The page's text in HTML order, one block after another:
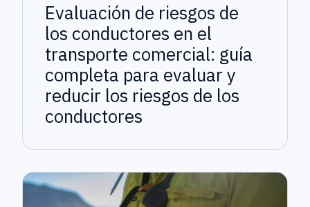
Evaluación de riesgos de
los conductores en el
transporte comercial: guía
completa para evaluar y
reducir los riesgos de los
conductores